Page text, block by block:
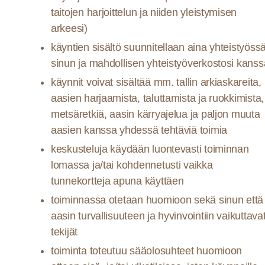
taitojen harjoittelun ja niiden yleistymisen
arkeesi)
käyntien sisältö suunnitellaan aina
sinun ja mahdollisen yhteistyöverkostosi
käynnit voivat sisältää mm. tallin arkiaskareita,
aasien harjaamista, taluttamista ja ruokkimista,
metsäretkiä, aasin kärryajelua ja paljon muuta
aasien kanssa yhdessä tehtäviä toimia
keskusteluja käydään luontevasti toiminnan
lomassa ja/tai kohdennetusti vaikka
tunnekortteja apuna käyttäen
toiminnassa otetaan huomioon sekä sinun että
aasin turvallisuuteen ja hyvinvointiin
tekijät
toiminta toteutuu sääolosuhteet huomioon